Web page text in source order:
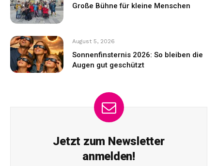
Große Bühne für kleine Menschen
August 5, 2026
Sonnenfinsternis 2026: So bleiben die
Augen gut geschützt
Jetzt zum Newsletter
anmelden!